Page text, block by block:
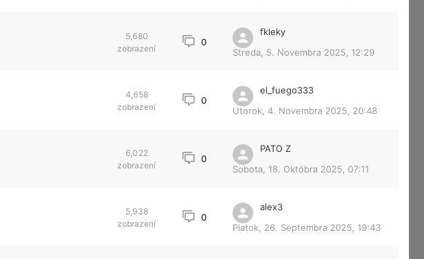
5,680
zobrazení
0
fkleky
Streda, 5. Novembra 2025, 12:29
4,658
zobrazení
0
el_fuego333
Utorok, 4. Novembra 2025, 20:48
6,022
zobrazení
0
PATO Z
Sobota, 18. Októbra 2025, 07:11
5,938
zobrazení
0
alex3
Piatok, 26. Septembra 2025, 19:43